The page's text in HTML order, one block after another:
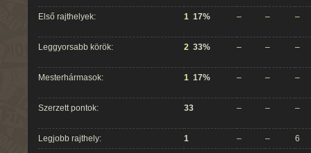
Első rajthelyek: 1 17% – – –
Leggyorsabb körök: 2 33% – – –
Mesterhármasok: 1 17% – – –
Szerzett pontok: 33 – – –
Legjobb rajthely: 1 – – 6